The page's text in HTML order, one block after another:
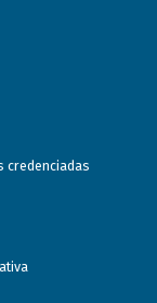
credenciadas